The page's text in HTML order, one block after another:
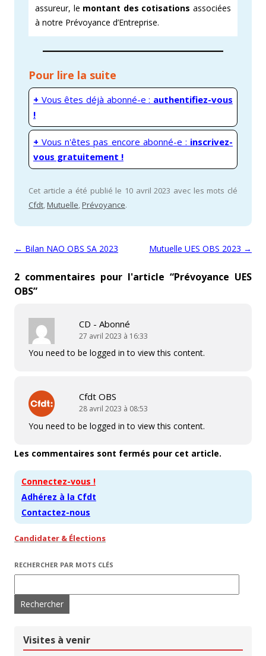
assureur, le montant des cotisations associées
à notre Prévoyance d’Entreprise.
Pour lire la suite
+ Vous êtes déjà abonné-e : authentifiez-vous
!
+ Vous n'êtes pas encore abonné-e : inscrivez-
vous gratuitement !
Cet article a été publié le 10 avril 2023 avec les mots clé
Cfdt,Mutuelle,Prévoyance.
Navigation des articles
← Bilan NAO OBS SA 2023 Mutuelle UES OBS 2023 →
2 commentaires pour l'article “Prévoyance UES
OBS”
CD - Abonné
27 avril 2023 à 16:33
You need to be logged in to view this content.
Cfdt OBS
28 avril 2023 à 08:53
You need to be logged in to view this content.
Les commentaires sont fermés pour cet article.
Connectez-vous !
Adhérez à la Cfdt
Contactez-nous
Candidater & Élections
RECHERCHER PAR MOTS CLÉS
Visites à venir